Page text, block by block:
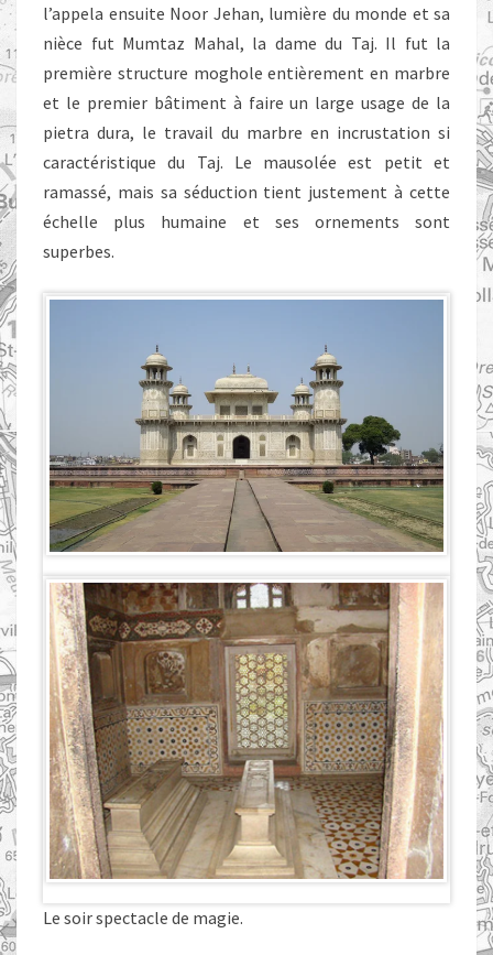
l’appela ensuite Noor Jehan, lumière du monde et sa
nièce fut Mumtaz Mahal, la dame du Taj. Il fut la
première structure moghole entièrement en marbre
et le premier bâtiment à faire un large usage de la
pietra dura, le travail du marbre en incrustation si
caractéristique du Taj. Le mausolée est petit et
ramassé, mais sa séduction tient justement à cette
échelle plus humaine et ses ornements sont
superbes.
Le soir spectacle de magie.